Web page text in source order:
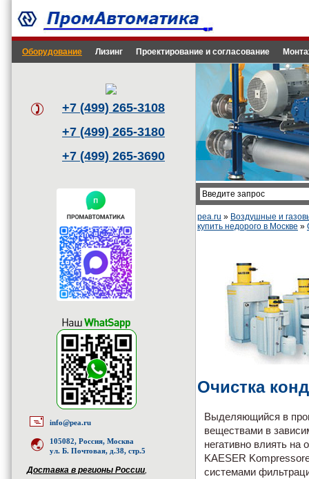
Оборудование Лизинг Проектирование и согласование
+7 (499) 265-3108
+7 (499) 265-3180
+7 (499) 265-3690
info@pea.ru
105082, Россия, Москва
ул. Б. Почтовая, д.38, стр.5
Доставка в регионы России,
pea.ru » Воздушные и
купить недорого в Москве »
Очистка
Выделяющийся в
веществами в
негативно влиять
KAESER
системами